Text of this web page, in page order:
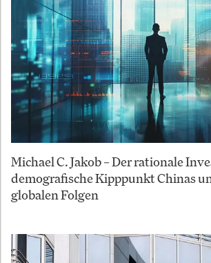
Michael C. Jakob – Der rationale
demografische Kipppunkt Chinas
globalen Folgen